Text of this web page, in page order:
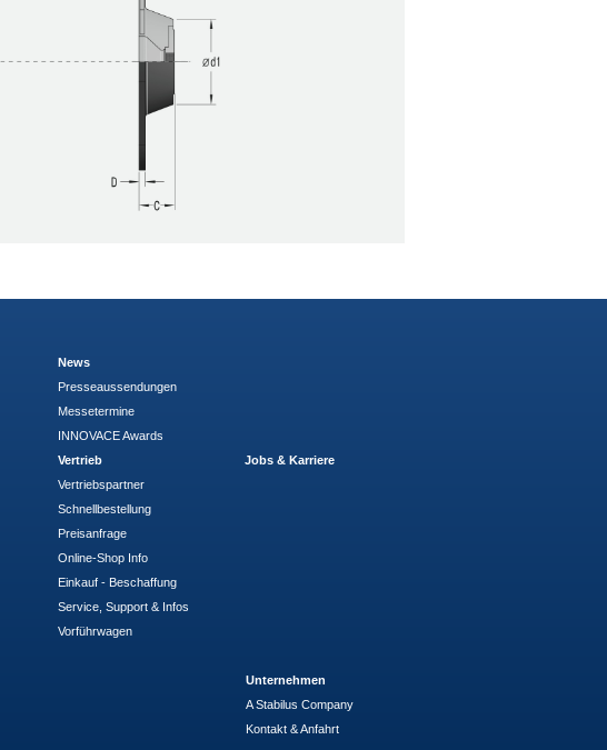
News
Presseaussendungen
Messetermine
INNOVACE Awards
Vertrieb
Vertriebspartner
Schnellbestellung
Preisanfrage
Online-Shop Info
Einkauf - Beschaffung
Service, Support & Infos
Vorführwagen
Jobs & Karriere
Unternehmen
A Stabilus Company
Kontakt & Anfahrt